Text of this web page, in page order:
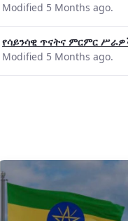
Modified 5 Months ago.
የሳይንሳዊ ጥናትና ምርምር
Modified 5 Months ago.